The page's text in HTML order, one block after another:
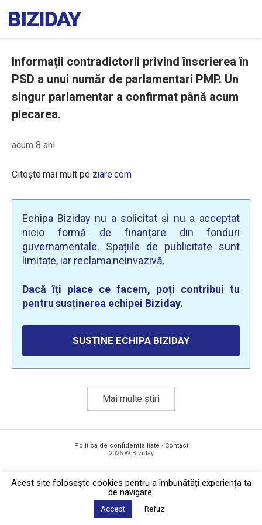
Informații contradictorii privind înscrierea în
PSD a unui număr de parlamentari PMP. Un
singur parlamentar a confirmat până acum
plecarea.
acum 8 ani
Citește mai mult pe ziare.com
Echipa Biziday nu a solicitat și nu a acceptat
nicio formă de finanțare din fonduri
guvernamentale. Spațiile de publicitate sunt
limitate, iar reclama neinvazivă.
Dacă îți place ce facem, poți contribui tu
pentru susținerea echipei Biziday.
SUSȚINE ECHIPA BIZIDAY
Mai multe știri
Politica de confidențialitate · Contact
2026 © Biziday
Acest site foloseşte cookies pentru a îmbunătăți experiența ta
de navigare.
Accept Refuz